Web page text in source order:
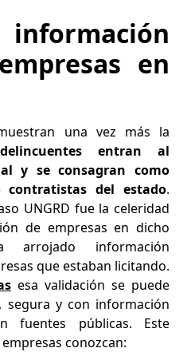
en
una vez más la
delincuentes entran al
y se consagran como
contratistas del estado.
UNGRD fue la celeridad
de empresas en dicho
arrojado información
que estaban licitando.
esa validación se puede
segura y con información
fuentes públicas. Este
conozcan: